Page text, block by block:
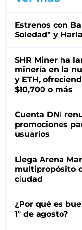
Estrenos con
Soledad" y
SHR Miner ha
minería en la
y ETH,
$10,700 o más
Cuenta DNI
promociones
usuarios
Llega Arena
multipropósito
ciudad
¿Por qué es
1º de agosto?